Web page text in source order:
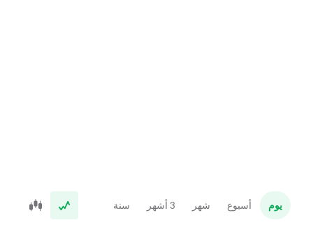
يوم أسبوع شهر 3 أشهر سنة